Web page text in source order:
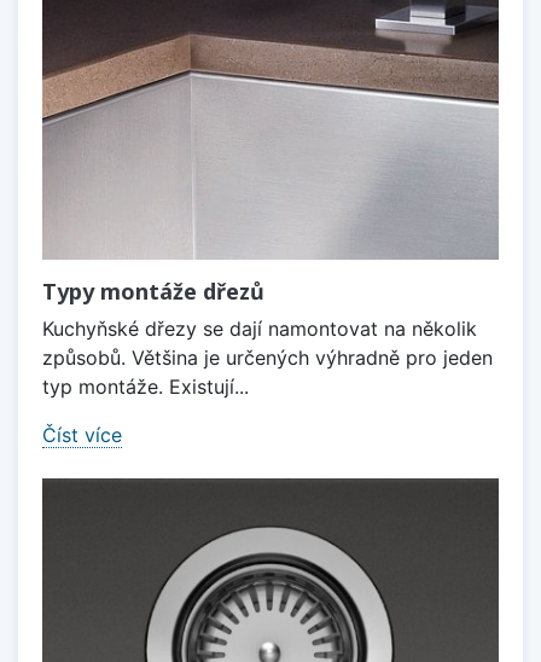
Typy montáže dřezů
Kuchyňské dřezy se dají namontovat na několik
způsobů. Většina je určených výhradně pro jeden
typ montáže. Existují...
Číst více